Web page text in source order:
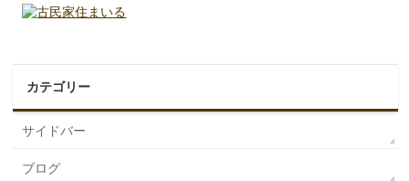
カテゴリー
サイドバー
ブログ